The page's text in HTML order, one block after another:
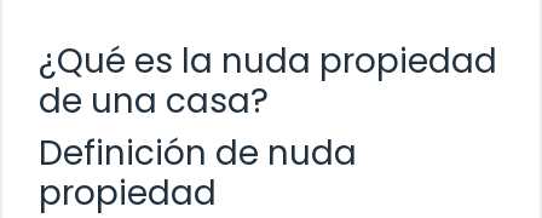
¿Qué es la nuda propiedad
de una casa?
Definición de nuda
propiedad